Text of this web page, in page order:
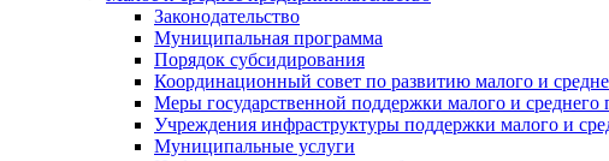
Законодательство
Муниципальная программа
Порядок субсидирования
Координационный совет по развитию малого и
Меры государственной поддержки малого и среднего
Учреждения инфраструктуры поддержки малого и
Муниципальные услуги